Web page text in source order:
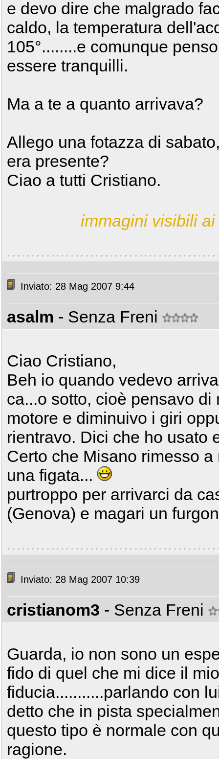
e devo dire che malgrado
caldo, la temperatura
105°........e comunque
essere tranquilli.
Ma a te a quanto arrivava?
Allego una fotazza di
era presente?
Ciao a tutti Cristiano.
immagini visibili
Inviato: 28 Mag 2007 9:44
asalm - Senza Freni
Ciao Cristiano,
Beh io quando vedevo
ca...o sotto, cioè pensavo
motore e diminuivo i giri
rientravo. Dici che ho usato
Certo che Misano rimesso
una figata...
purtroppo per arrivarci da
(Genova) e magari un
Inviato: 28 Mag 2007 10:39
cristianom3 - Senza Freni
Guarda, io non sono un
fido di quel che mi dice il
fiducia...........parlando con
detto che in pista
questo tipo è normale con
ragione.